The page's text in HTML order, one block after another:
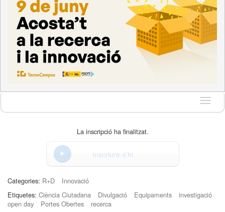
Idioma
La inscripció ha finalitzat.
Inscriure-s'hi
Categories: R+D
Innovació
Etiquetes: Ciència Ciutadana Divulgació Equipaments
investigació
open day
Portes Obertes recerca